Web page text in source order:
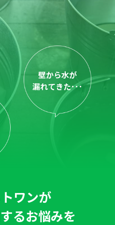
壁から水が
漏れてきた･･･
ワンが
るお悩みを